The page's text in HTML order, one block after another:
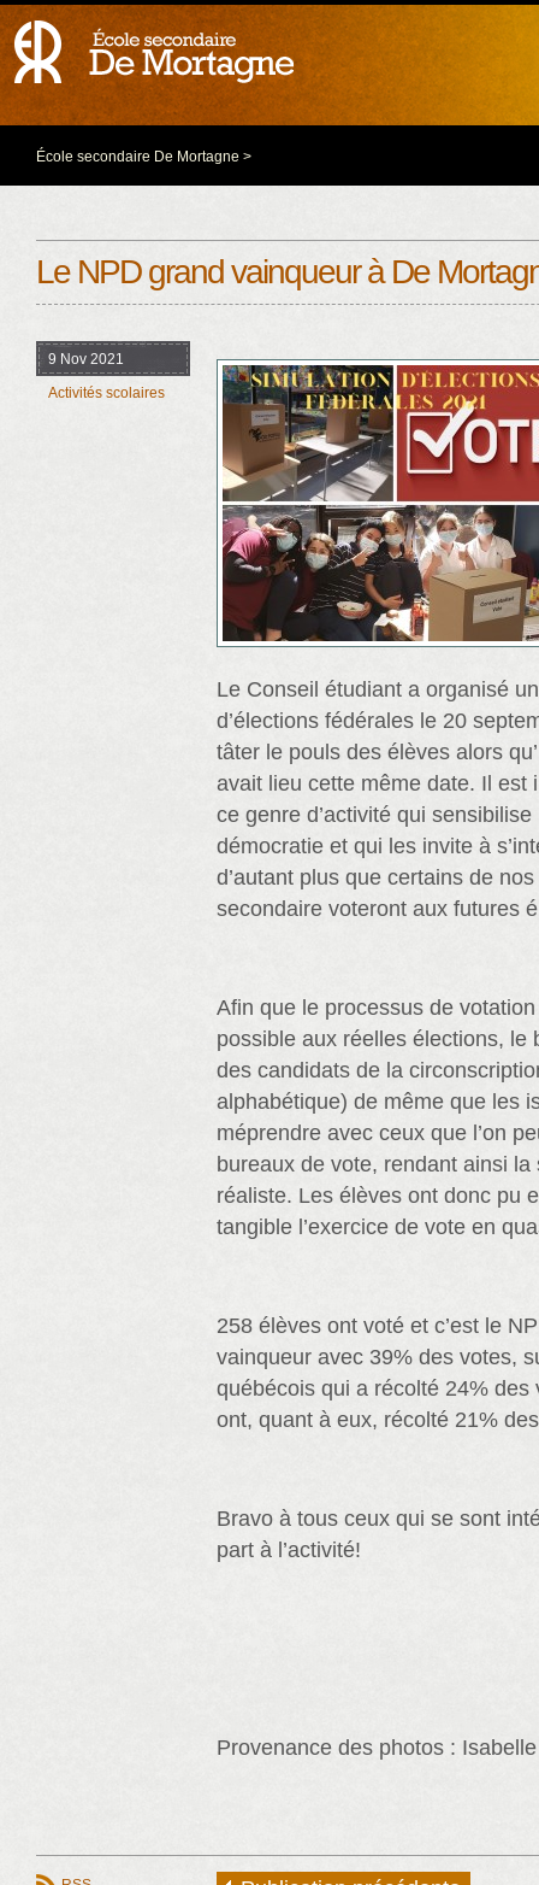
École secondaire De Mortagne >
Le NPD grand vainqueur à De
9 Nov 2021
Activités scolaires
Le Conseil étudiant a organisé
d’élections fédérales le 20
tâter le pouls des élèves alors
avait lieu cette même date. Il est
ce genre d’activité qui
démocratie et qui les invite à
d’autant plus que certains de
secondaire voteront aux futures
Afin que le processus de
possible aux réelles élections, le
des candidats de la
alphabétique) de même que les
méprendre avec ceux que l’on
bureaux de vote, rendant ainsi
réaliste. Les élèves ont donc pu
tangible l’exercice de vote en
258 élèves ont voté et c’est le
vainqueur avec 39% des votes,
québécois qui a récolté 24% des
ont, quant à eux, récolté 21%
Bravo à tous ceux qui se sont
part à l’activité!
Provenance des photos :